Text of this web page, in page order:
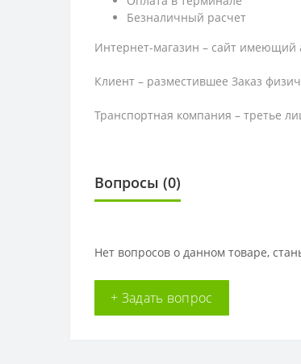
Безналичный расчет
Интернет-магазин – сайт имеющий
Клиент – разместившее Заказ
Транспортная компания – третье
Вопросы (0)
Нет вопросов о данном товаре,
+ Задать вопрос